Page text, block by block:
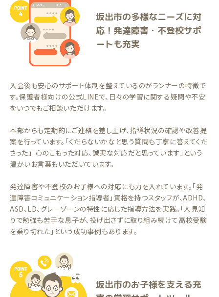
坂出市の多様なニーズに対
応！発達障害・不登校サポ
ートも充実
入会後も安心のサポート体制を整えているのがランナーの特徴で
す。保護者様向けの公式LINEで、日々の学習に関する疑問や不安
をいつでもご相談いただけます。
本部からも定期的にご連絡を差し上げ、指導状況の確認や改善提
案を行っています。「くだらないかなと思う質問も丁寧に答えてくだ
さった」「心のこもった対応、誠実な対応だと思っています」という
温かいお言葉もいただいています。
発達障害や不登校のお子様への対応にも力を入れています。「発
達障害コミュニケーション指導者」資格を持つスタッフが、ADHD、
ASD、LD、グレーゾーンの特性に応じた指導方法を実践。「人見知
りで勉強も苦手な息子が、投げ出さずに取り組み続けて高校受験
を乗り切れた」という成功事例もあります。
坂出市のお子様を支える充